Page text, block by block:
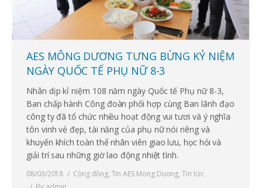
AES MÔNG DƯƠNG TƯNG BỪNG KỶ NIỆM
NGÀY QUỐC TẾ PHỤ NỮ 8-3
Nhân dịp kỉ niệm 108 năm ngày Quốc tế Phụ nữ 8-3,
Ban chấp hành Công đoàn phối hợp cùng Ban lãnh đạo
công ty đã tổ chức nhiều hoạt động vui tươi và ý nghĩa
tôn vinh vẻ đẹp, tài năng của phụ nữ nói riêng và
khuyến khích toàn thể nhân viên giao lưu, học hỏi và
giải trí sau những giờ lao động nhiệt tình.
08/03/2018 Cộng đồng, Tin AES Mong Duong,Tin tức